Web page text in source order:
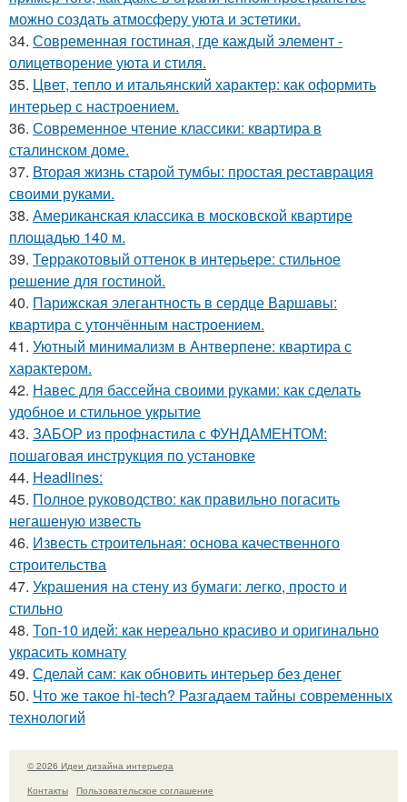
можно создать атмосферу уюта и эстетики.
34. Современная гостиная, где каждый элемент -
олицетворение уюта и стиля.
35. Цвет, тепло и итальянский характер: как оформить
интерьер с настроением.
36. Современное чтение классики: квартира в
сталинском доме.
37. Вторая жизнь старой тумбы: простая реставрация
своими руками.
38. Американская классика в московской квартире
площадью 140 м.
39. Терракотовый оттенок в интерьере: стильное
решение для гостиной.
40. Парижская элегантность в сердце Варшавы:
квартира с утончённым настроением.
41. Уютный минимализм в Антверпене: квартира с
характером.
42. Навес для бассейна своими руками: как сделать
удобное и стильное укрытие
43. ЗАБОР из профнастила с ФУНДАМЕНТОМ:
пошаговая инструкция по установке
44. Headlines:
45. Полное руководство: как правильно погасить
негашеную известь
46. Известь строительная: основа качественного
строительства
47. Украшения на стену из бумаги: легко, просто и
стильно
48. Топ-10 идей: как нереально красиво и оригинально
украсить комнату
49. Сделай сам: как обновить интерьер без денег
50. Что же такое hi-tech? Разгадаем тайны современных
технологий
© 2026 Идеи дизайна интерьера
Контакты
Пользовательское соглашение